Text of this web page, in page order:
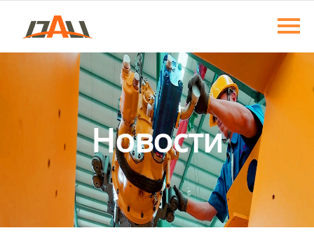
Главная
Продукция
Контакты Новости